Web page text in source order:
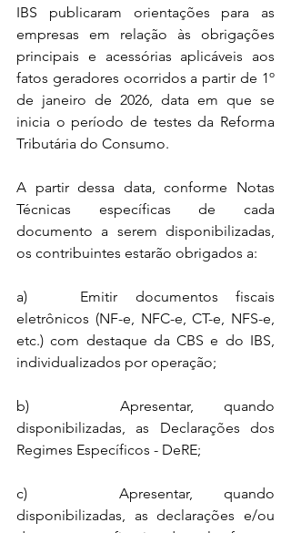
IBS publicaram orientações para as
empresas em relação às obrigações
principais e acessórias aplicáveis aos
fatos geradores ocorridos a partir de 1º
de janeiro de 2026, data em que se
inicia o período de testes da Reforma
Tributária do Consumo.
A partir dessa data, conforme Notas
Técnicas específicas de cada
documento a serem disponibilizadas,
os contribuintes estarão obrigados a:
a)   Emitir documentos fiscais
eletrônicos (NF-e, NFC-e, CT-e, NFS-e,
etc.) com destaque da CBS e do IBS,
individualizados por operação;
b)   Apresentar, quando
disponibilizadas, as Declarações dos
Regimes Específicos - DeRE;
c)   Apresentar, quando
disponibilizadas, as declarações e/ou